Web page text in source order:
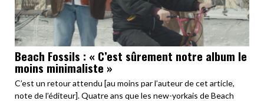
Beach Fossils : « C’est sûrement notre album le
moins minimaliste »
C’est un retour attendu [au moins par l’auteur de cet article,
note de l’éditeur]. Quatre ans que les new-yorkais de Beach